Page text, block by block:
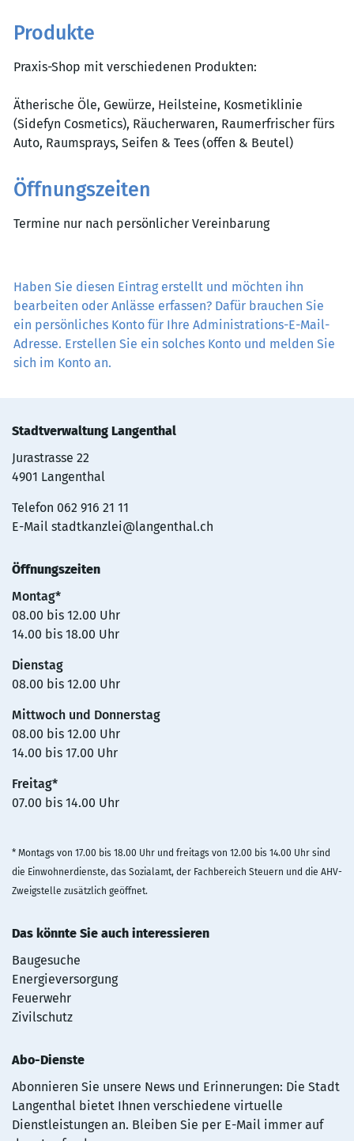
Produkte
Praxis-Shop mit verschiedenen Produkten:
Ätherische Öle, Gewürze, Heilsteine, Kosmetiklinie
(Sidefyn Cosmetics), Räucherwaren, Raumerfrischer fürs
Auto, Raumsprays, Seifen & Tees (offen & Beutel)
Öffnungszeiten
Termine nur nach persönlicher Vereinbarung
Haben Sie diesen Eintrag erstellt und möchten ihn
bearbeiten oder Anlässe erfassen? Dafür brauchen Sie
ein persönliches Konto für Ihre Administrations-E-Mail-
Adresse. Erstellen Sie ein solches Konto und melden Sie
sich im Konto an.
Stadtverwaltung Langenthal
Jurastrasse 22
4901 Langenthal
Telefon 062 916 21 11
E-Mail stadtkanzlei@langenthal.ch
Öffnungszeiten
Montag*
08.00 bis 12.00 Uhr
14.00 bis 18.00 Uhr
Dienstag
08.00 bis 12.00 Uhr
Mittwoch und Donnerstag
08.00 bis 12.00 Uhr
14.00 bis 17.00 Uhr
Freitag*
07.00 bis 14.00 Uhr
* Montags von 17.00 bis 18.00 Uhr und freitags von 12.00 bis 14.00 Uhr sind
die Einwohnerdienste, das Sozialamt, der Fachbereich Steuern und die AHV-
Zweigstelle zusätzlich geöffnet.
Das könnte Sie auch interessieren
Baugesuche
Energieversorgung
Feuerwehr
Zivilschutz
Abo-Dienste
Abonnieren Sie unsere News und Erinnerungen: Die Stadt
Langenthal bietet Ihnen verschiedene virtuelle
Dienstleistungen an. Bleiben Sie per E-Mail immer auf